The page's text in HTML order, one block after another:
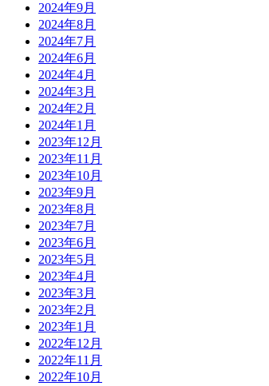
2024年9月
2024年8月
2024年7月
2024年6月
2024年4月
2024年3月
2024年2月
2024年1月
2023年12月
2023年11月
2023年10月
2023年9月
2023年8月
2023年7月
2023年6月
2023年5月
2023年4月
2023年3月
2023年2月
2023年1月
2022年12月
2022年11月
2022年10月